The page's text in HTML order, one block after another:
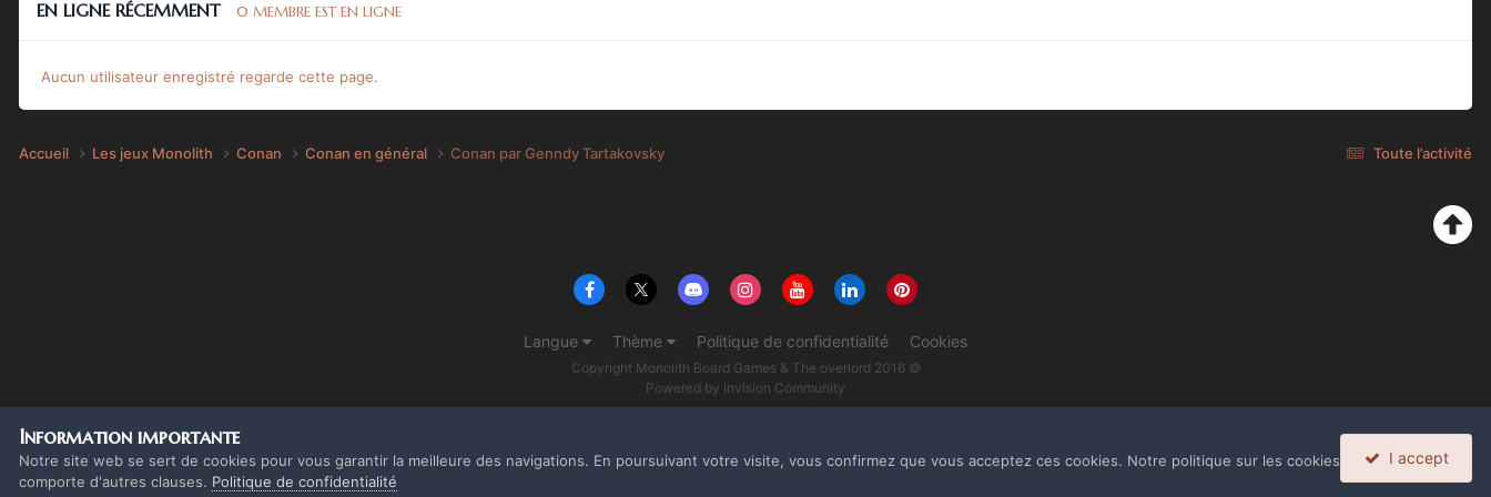
EN LIGNE RÉCEMMENT 0 MEMBRE EST EN LIGNE
Aucun utilisateur enregistré regarde cette page.
Toute l’activité
Accueil Les jeux Monolith Conan Conan en général Conan par Genndy Tartakovsky
Langue Thème Politique de confidentialité Cookies
Copyright Monolith Board Games & The overlord 2016 ©
Powered by Invision Community
Information importante
Notre site web se sert de cookies pour vous garantir la meilleure des navigations. En poursuivant votre visite, vous confirmez que vous acceptez ces cookies. Notre politique sur les cookies
comporte d'autres clauses. Politique de confidentialité
I accept